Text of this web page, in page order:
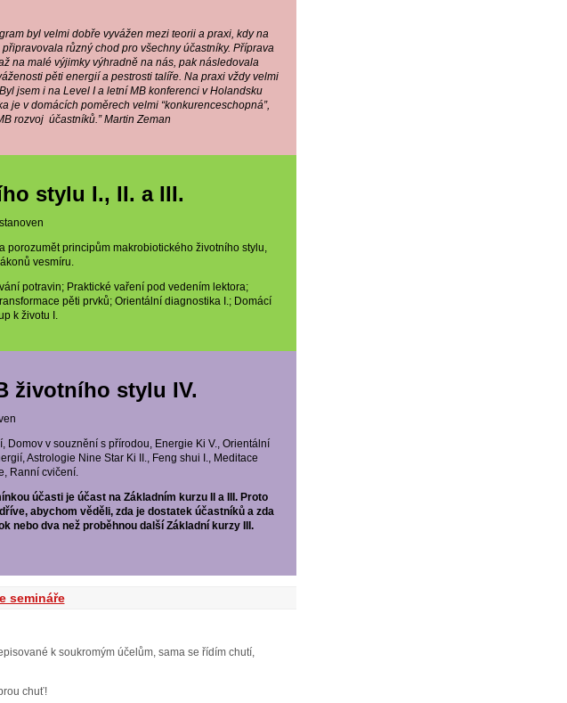
byl velmi dobře vyvážen mezi teorii a praxi, kdy na
různý chod pro všechny účastníky. Příprava
na malé výjimky výhradně na nás, pak následovala
pěti energií a pestrosti talíře. Na praxi vždy velmi
jsem i na Level I a letní MB konferenci v Holandsku
je v domácích poměrech velmi “konkurenceschopná”,
rozvoj účastníků.” Martin Zeman
stylu I., II. a III.
porozumět principům makrobiotického životního stylu,
vesmíru.
potravin; Praktické vaření pod vedením lektora;
pěti prvků; Orientální diagnostika I.; Domácí
k životu I.
životního stylu IV.
Domov v souznění s přírodou, Energie Ki V., Orientální
Astrologie Nine Star Ki II., Feng shui I., Meditace
Ranní cvičení.
účasti je účast na Základním kurzu II a III. Proto
abychom věděli, zda je dostatek účastníků a zda
nebo dva než proběhnou další Základní kurzy III.
semináře
k soukromým účelům, sama se řídím chutí,
chuť!